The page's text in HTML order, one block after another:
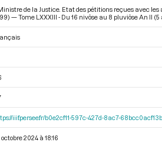
de la Justice. Etat des pétitions reçues avec
— Tome LXXXIII - Du 16 nivôse au 8 pluviôse An II
iiif.persee.fr/b0e2cf11-597c-427d-8ac7-
octobre 2024 à 18:16